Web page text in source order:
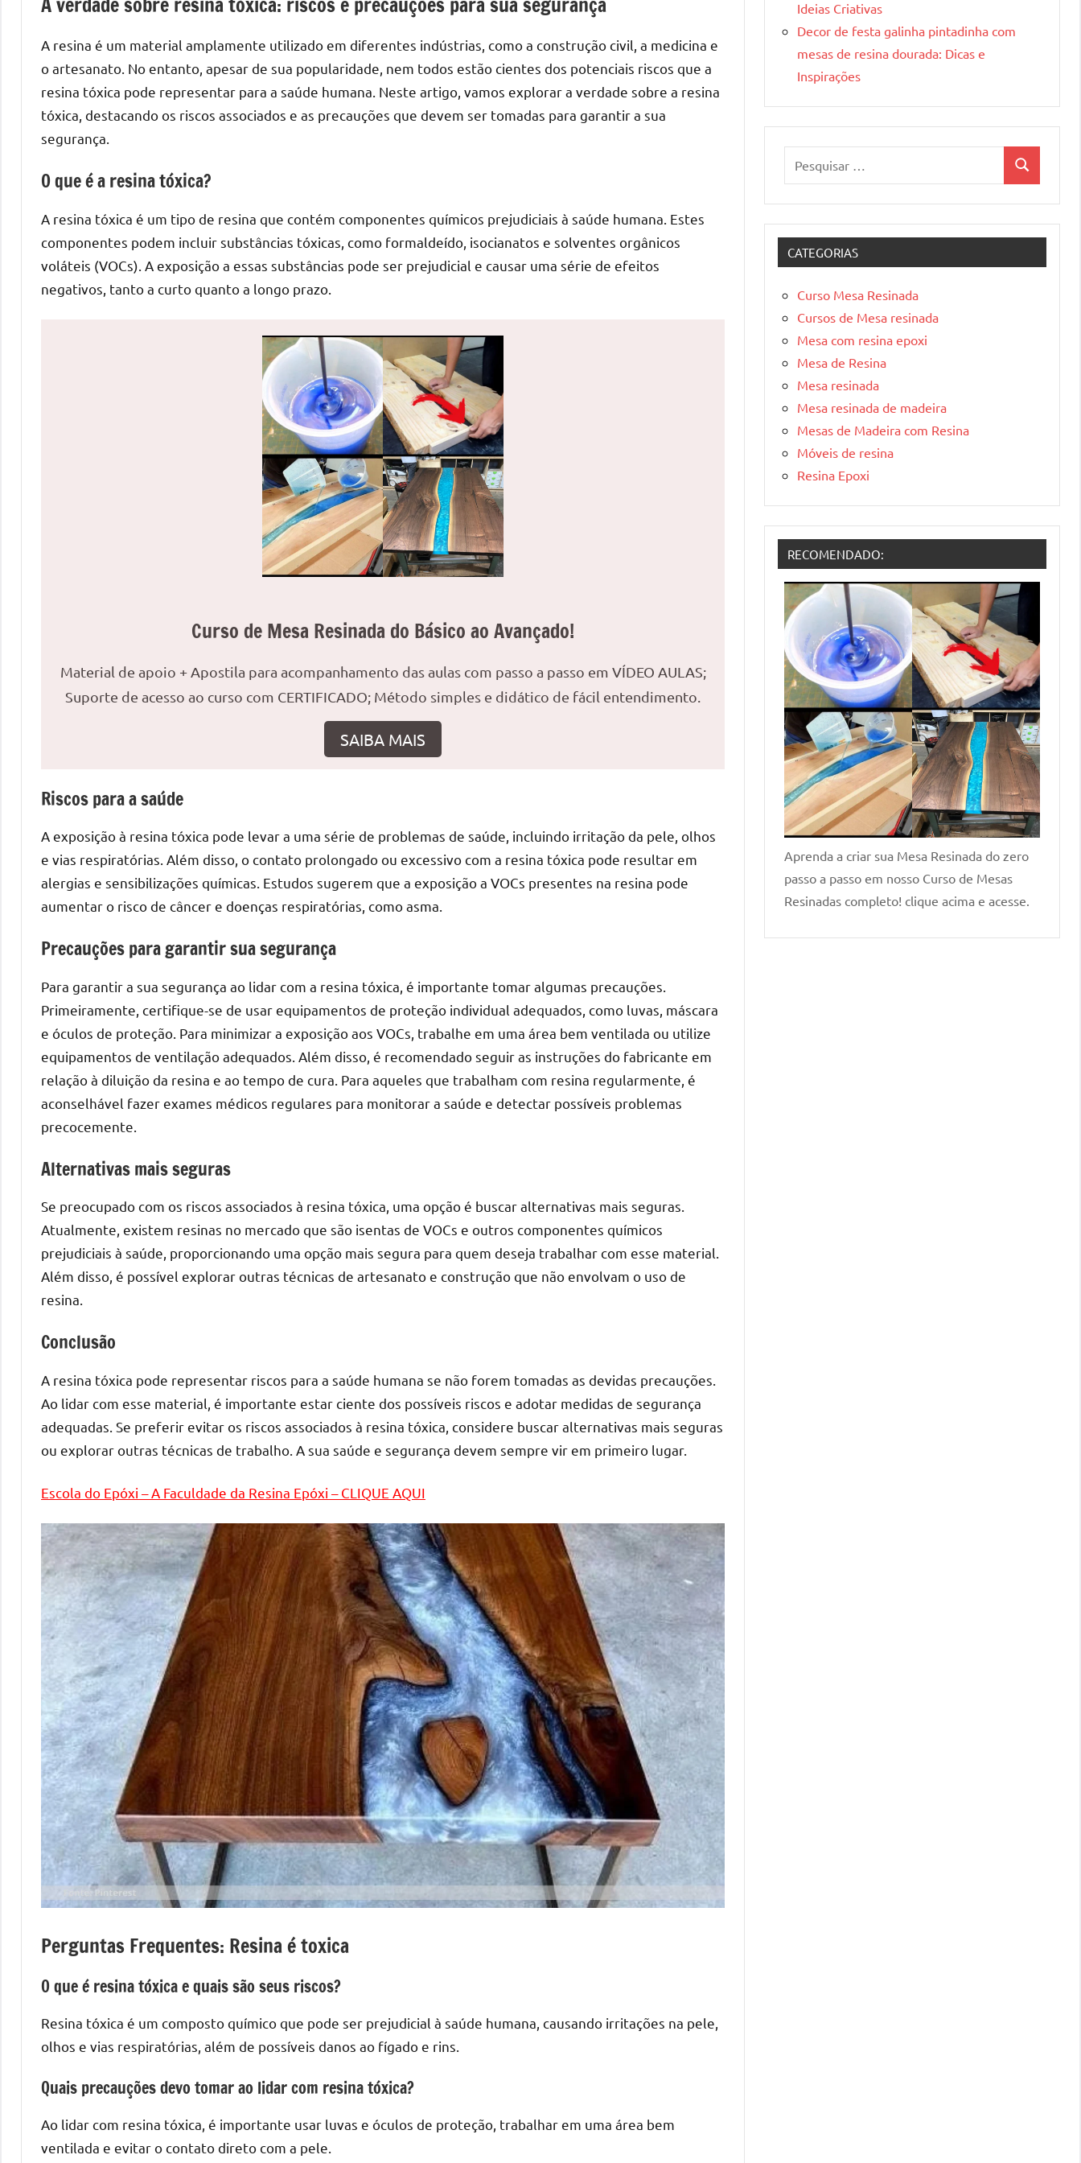
de
jantar
de
resina
cascata
resinadas.
Quer
esteja
de
uma
mesa
redonda
para
reuniões
ou
uma
mesa
de
jantar
para
lugares,
aqui
encontrará
tudo
ambiente
com
peças
únicas.
conteúdo
em
apresentar
as
melhores
práticas
mesa
de
resinada
populares
e
mesas
tampinhas
resinadas.
A resina é um material amplamente utilizado em diferentes indústrias, como a construção civil, a medicina e
o artesanato. No entanto, apesar de sua popularidade, nem todos estão cientes dos potenciais riscos que a
resina tóxica pode representar para a saúde humana. Neste artigo, vamos explorar a verdade sobre a resina
tóxica, destacando os riscos associados e as precauções que devem ser tomadas para garantir a sua
segurança.
O que é a resina tóxica?
A resina tóxica é um tipo de resina que contém componentes químicos prejudiciais à saúde humana. Estes
componentes podem incluir substâncias tóxicas, como formaldeído, isocianatos e solventes orgânicos
voláteis (VOCs). A exposição a essas substâncias pode ser prejudicial e causar uma série de efeitos
negativos, tanto a curto quanto a longo prazo.
Curso de Mesa Resinada do Básico ao Avançado!
Material de apoio + Apostila para acompanhamento das aulas com passo a passo em VÍDEO AULAS;
Suporte de acesso ao curso com CERTIFICADO; Método simples e didático de fácil entendimento.
SAIBA MAIS
Riscos para a saúde
A exposição à resina tóxica pode levar a uma série de problemas de saúde, incluindo irritação da pele, olhos
e vias respiratórias. Além disso, o contato prolongado ou excessivo com a resina tóxica pode resultar em
alergias e sensibilizações químicas. Estudos sugerem que a exposição a VOCs presentes na resina pode
aumentar o risco de câncer e doenças respiratórias, como asma.
Precauções para garantir sua segurança
Para garantir a sua segurança ao lidar com a resina tóxica, é importante tomar algumas precauções.
Primeiramente, certifique-se de usar equipamentos de proteção individual adequados, como luvas, máscara
e óculos de proteção. Para minimizar a exposição aos VOCs, trabalhe em uma área bem ventilada ou utilize
equipamentos de ventilação adequados. Além disso, é recomendado seguir as instruções do fabricante em
relação à diluição da resina e ao tempo de cura. Para aqueles que trabalham com resina regularmente, é
aconselhável fazer exames médicos regulares para monitorar a saúde e detectar possíveis problemas
precocemente.
Alternativas mais seguras
Se preocupado com os riscos associados à resina tóxica, uma opção é buscar alternativas mais seguras.
Atualmente, existem resinas no mercado que são isentas de VOCs e outros componentes químicos
prejudiciais à saúde, proporcionando uma opção mais segura para quem deseja trabalhar com esse material.
Além disso, é possível explorar outras técnicas de artesanato e construção que não envolvam o uso de
resina.
Conclusão
A resina tóxica pode representar riscos para a saúde humana se não forem tomadas as devidas precauções.
Ao lidar com esse material, é importante estar ciente dos possíveis riscos e adotar medidas de segurança
adequadas. Se preferir evitar os riscos associados à resina tóxica, considere buscar alternativas mais seguras
ou explorar outras técnicas de trabalho. A sua saúde e segurança devem sempre vir em primeiro lugar.
Escola do Epóxi – A Faculdade da Resina Epóxi – CLIQUE AQUI
Perguntas Frequentes: Resina é toxica
O que é resina tóxica e quais são seus riscos?
Resina tóxica é um composto químico que pode ser prejudicial à saúde humana, causando irritações na pele,
olhos e vias respiratórias, além de possíveis danos ao fígado e rins.
Quais precauções devo tomar ao lidar com resina tóxica?
Ao lidar com resina tóxica, é importante usar luvas e óculos de proteção, trabalhar em uma área bem
ventilada e evitar o contato direto com a pele.
Ideias Criativas
Decor de festa galinha pintadinha com
mesas de resina dourada: Dicas e
Inspirações
Pesquisa
CATEGORIAS
Curso Mesa Resinada
Cursos de Mesa resinada
Mesa com resina epoxi
Mesa de Resina
Mesa resinada
Mesa resinada de madeira
Mesas de Madeira com Resina
Móveis de resina
Resina Epoxi
RECOMENDADO:
Aprenda a criar sua Mesa Resinada do zero
passo a passo em nosso Curso de Mesas
Resinadas completo! clique acima e acesse.